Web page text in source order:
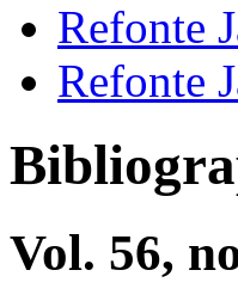
Refonte
Refonte
Vol. 56,